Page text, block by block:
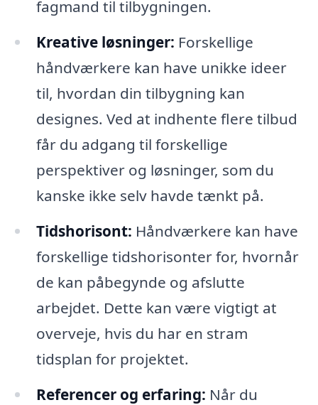
fagmand til tilbygningen.
Kreative løsninger: Forskellige
håndværkere kan have unikke ideer
til, hvordan din tilbygning kan
designes. Ved at indhente flere tilbud
får du adgang til forskellige
perspektiver og løsninger, som du
kanske ikke selv havde tænkt på.
Tidshorisont: Håndværkere kan have
forskellige tidshorisonter for, hvornår
de kan påbegynde og afslutte
arbejdet. Dette kan være vigtigt at
overveje, hvis du har en stram
tidsplan for projektet.
Referencer og erfaring: Når du